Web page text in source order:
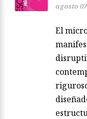
agosto
El